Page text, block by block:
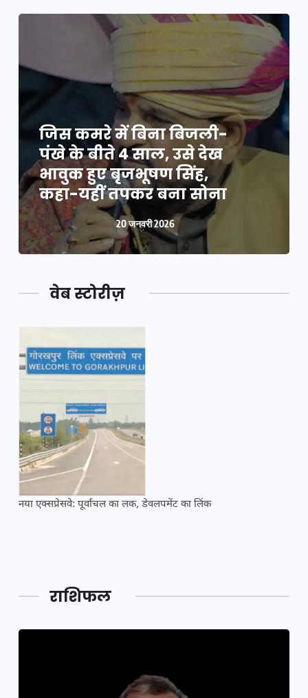
जिस कमरे में बिना बिजली-
पंखे के बीते 4 साल, उसे देख
भावुक हुए बृजभूषण सिंह,
कहा-यहीं तपकर बना सोना
20 जनवरी 2026
वेब स्टोरीज़
नया एक्सप्रेसवे: पूर्वांचल का लक, डेवलपमेंट का लिंक
राशिफल